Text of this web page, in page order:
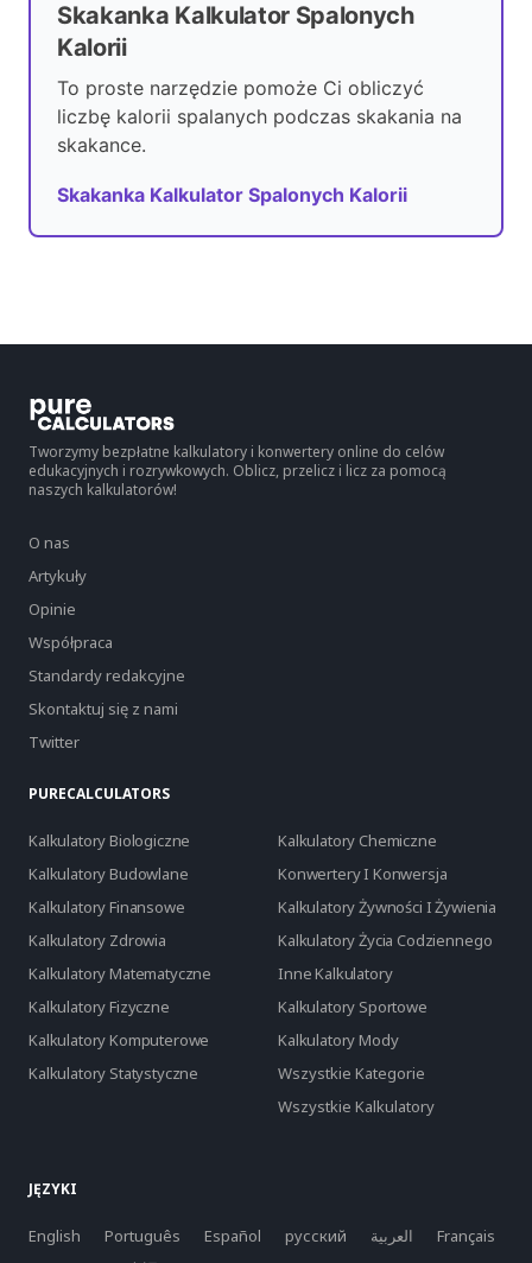
Skakanka Kalkulator Spalonych
Kalorii
To proste narzędzie pomoże Ci obliczyć
liczbę kalorii spalanych podczas skakania na
skakance.
Skakanka Kalkulator Spalonych Kalorii
Tworzymy bezpłatne kalkulatory i konwertery online do celów
edukacyjnych i rozrywkowych. Oblicz, przelicz i licz za pomocą
naszych kalkulatorów!
O nas
Artykuły
Opinie
Współpraca
Standardy redakcyjne
Skontaktuj się z nami
Twitter
PURECALCULATORS
Kalkulatory Biologiczne
Kalkulatory Chemiczne
Kalkulatory Budowlane
Konwertery I Konwersja
Kalkulatory Finansowe
Kalkulatory Żywności I Żywienia
Kalkulatory Zdrowia
Kalkulatory Życia Codziennego
Kalkulatory Matematyczne
Inne Kalkulatory
Kalkulatory Fizyczne
Kalkulatory Sportowe
Kalkulatory Komputerowe
Kalkulatory Mody
Kalkulatory Statystyczne
Wszystkie Kategorie
Wszystkie Kalkulatory
JĘZYKI
English Português Español русский العربية
Français